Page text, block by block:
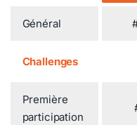
Général
Challenges
Première
participation